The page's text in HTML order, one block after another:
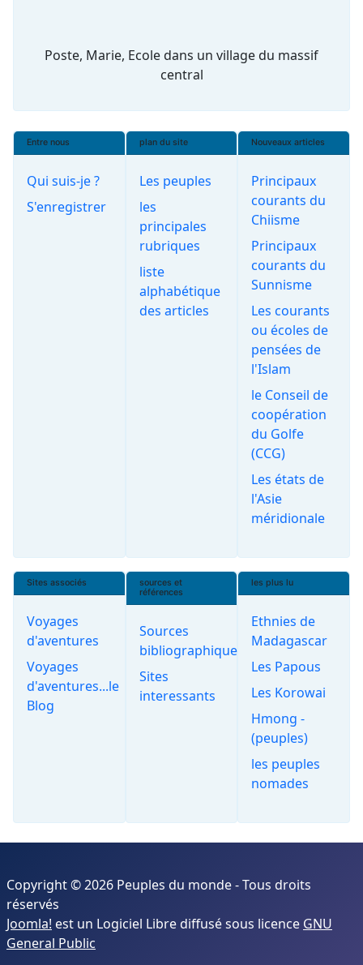
Poste, Marie, Ecole dans un village du massif
central
Entre nous
Qui suis-je ?
S'enregistrer
plan du site
Les peuples
les
principales
rubriques
liste
alphabétique
des articles
Nouveaux articles
Principaux
courants du
Chiisme
Principaux
courants du
Sunnisme
Les courants
ou écoles de
pensées de
l'Islam
le Conseil de
coopération
du Golfe
(CCG)
Les états de
l'Asie
méridionale
Sites associés
Voyages
d'aventures
Voyages
d'aventures...le
Blog
sources et
références
Sources
bibliographiques
Sites
interessants
les plus lu
Ethnies de
Madagascar
Les Papous
Les Korowai
Hmong -
(peuples)
les peuples
nomades
Copyright © 2026 Peuples du monde - Tous droits
réservés
Joomla! est un Logiciel Libre diffusé sous licence GNU
General Public